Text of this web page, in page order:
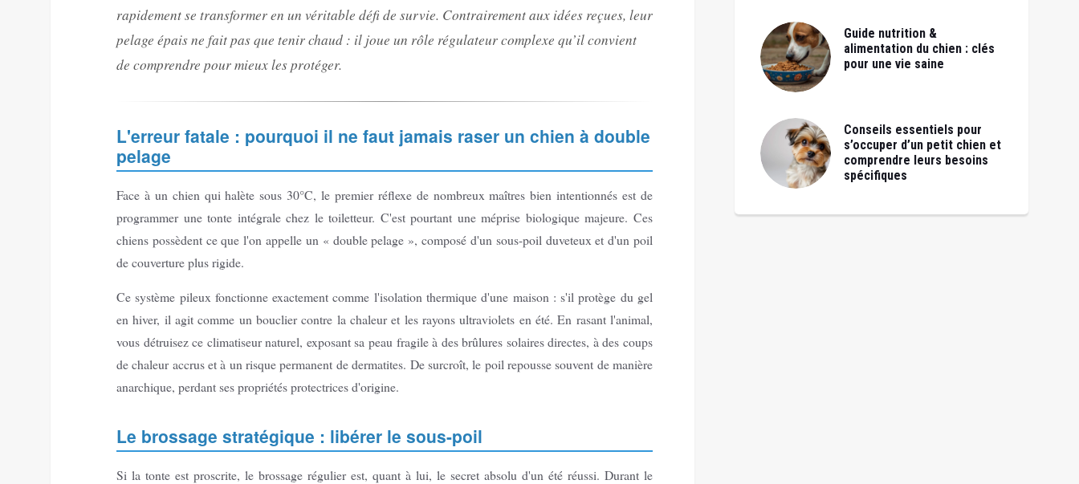
rapidement se transformer en un véritable défi de survie. Contrairement aux idées reçues, leur
pelage épais ne fait pas que tenir chaud : il joue un rôle régulateur complexe qu’il convient
de comprendre pour mieux les protéger.
L'erreur fatale : pourquoi il ne faut jamais raser un chien à double
pelage
Face à un chien qui halète sous 30°C, le premier réflexe de nombreux maîtres bien intentionnés est de
programmer une tonte intégrale chez le toiletteur. C'est pourtant une méprise biologique majeure. Ces
chiens possèdent ce que l'on appelle un « double pelage », composé d'un sous-poil duveteux et d'un poil
de couverture plus rigide.
Ce système pileux fonctionne exactement comme l'isolation thermique d'une maison : s'il protège du gel
en hiver, il agit comme un bouclier contre la chaleur et les rayons ultraviolets en été. En rasant l'animal,
vous détruisez ce climatiseur naturel, exposant sa peau fragile à des brûlures solaires directes, à des coups
de chaleur accrus et à un risque permanent de dermatites. De surcroît, le poil repousse souvent de manière
anarchique, perdant ses propriétés protectrices d'origine.
Le brossage stratégique : libérer le sous-poil
Si la tonte est proscrite, le brossage régulier est, quant à lui, le secret absolu d'un été réussi. Durant le
Guide nutrition &
alimentation du chien : clés
pour une vie saine
Conseils essentiels pour
s’occuper d’un petit chien et
comprendre leurs besoins
spécifiques